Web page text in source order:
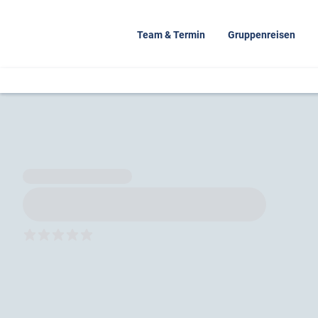
Team & Termin Gruppenreisen